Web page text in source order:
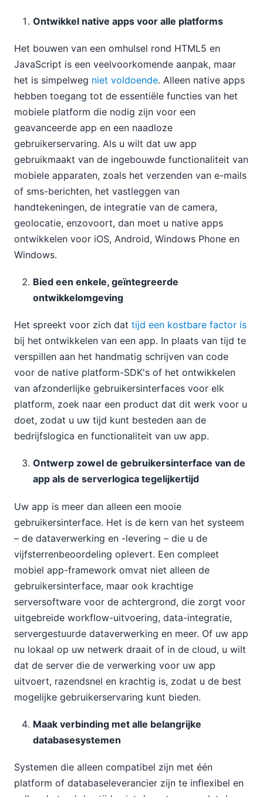
Ontwikkel native apps voor alle platforms
Het bouwen van een omhulsel rond HTML5 en
JavaScript is een veelvoorkomende aanpak, maar
het is simpelweg niet voldoende. Alleen native apps
hebben toegang tot de essentiële functies van het
mobiele platform die nodig zijn voor een
geavanceerde app en een naadloze
gebruikerservaring. Als u wilt dat uw app
gebruikmaakt van de ingebouwde functionaliteit van
mobiele apparaten, zoals het verzenden van e-mails
of sms-berichten, het vastleggen van
handtekeningen, de integratie van de camera,
geolocatie, enzovoort, dan moet u native apps
ontwikkelen voor iOS, Android, Windows Phone en
Windows.
Bied een enkele, geïntegreerde
ontwikkelomgeving
Het spreekt voor zich dat tijd een kostbare factor is
bij het ontwikkelen van een app. In plaats van tijd te
verspillen aan het handmatig schrijven van code
voor de native platform-SDK's of het ontwikkelen
van afzonderlijke gebruikersinterfaces voor elk
platform, zoek naar een product dat dit werk voor u
doet, zodat u uw tijd kunt besteden aan de
bedrijfslogica en functionaliteit van uw app.
Ontwerp zowel de gebruikersinterface van de
app als de serverlogica tegelijkertijd
Uw app is meer dan alleen een mooie
gebruikersinterface. Het is de kern van het systeem
– de dataverwerking en -levering – die u de
vijfsterrenbeoordeling oplevert. Een compleet
mobiel app-framework omvat niet alleen de
gebruikersinterface, maar ook krachtige
serversoftware voor de achtergrond, die zorgt voor
uitgebreide workflow-uitvoering, data-integratie,
servergestuurde dataverwerking en meer. Of uw app
nu lokaal op uw netwerk draait of in de cloud, u wilt
dat de server die de verwerking voor uw app
uitvoert, razendsnel en krachtig is, zodat u de best
mogelijke gebruikerservaring kunt bieden.
Maak verbinding met alle belangrijke
databasesystemen
Systemen die alleen compatibel zijn met één
platform of databaseleverancier zijn te inflexibel en